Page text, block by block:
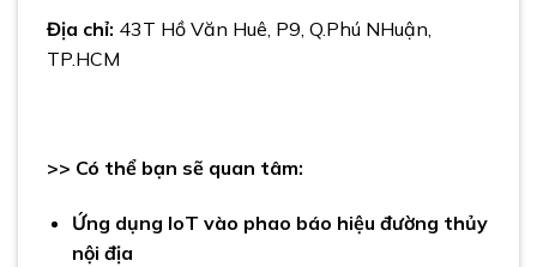
Địa chỉ: 43T Hồ Văn Huê, P9, Q.Phú NHuận,
TP.HCM
>> Có thể bạn sẽ quan tâm:
Ứng dụng IoT vào phao báo hiệu đường thủy
nội địa